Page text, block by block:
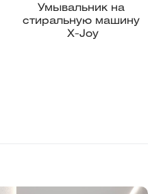
Умывальник на
стиральную машину
X-Joy